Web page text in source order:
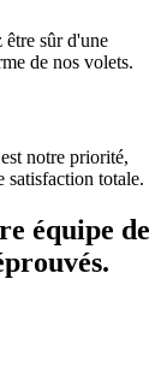
être sûr d'une
de nos volets.
notre priorité,
satisfaction totale.
équipe de